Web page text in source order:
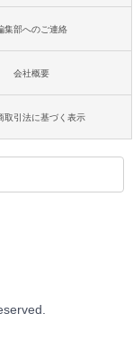
集部へのご連絡
会社概要
取引法に基づく表示